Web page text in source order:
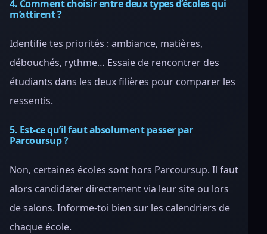
4. Comment choisir entre deux types d’écoles qui
m’attirent ?
Identifie tes priorités : ambiance, matières,
débouchés, rythme… Essaie de rencontrer des
étudiants dans les deux filières pour comparer les
ressentis.
5. Est-ce qu’il faut absolument passer par
Parcoursup ?
Non, certaines écoles sont hors Parcoursup. Il faut
alors candidater directement via leur site ou lors
de salons. Informe-toi bien sur les calendriers de
chaque école.